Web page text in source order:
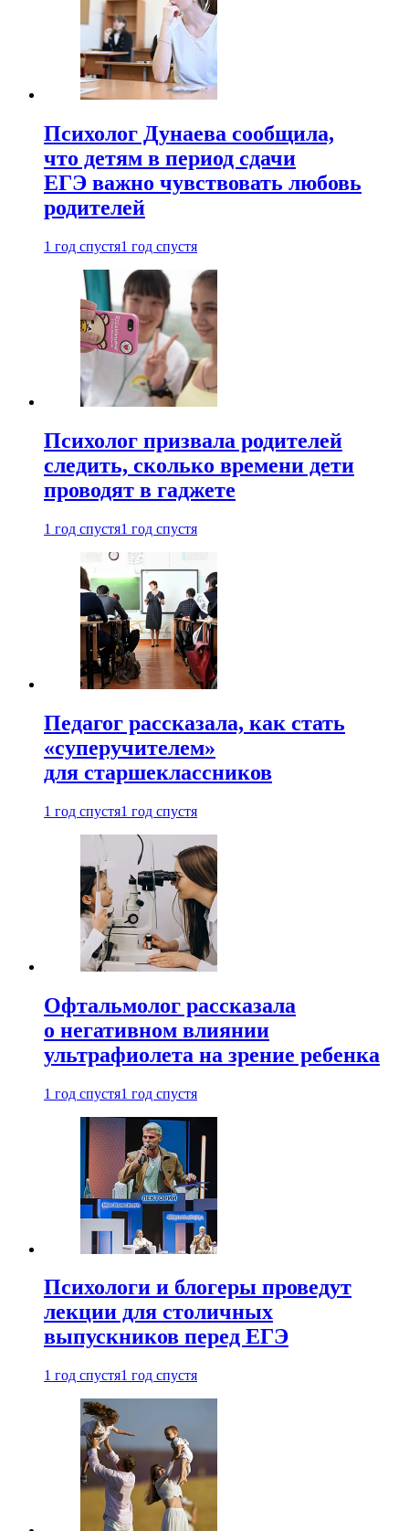
Психолог Дунаева сообщила,
что детям в период сдачи
ЕГЭ важно чувствовать любовь
родителей
1 год спустя1 год спустя
Психолог призвала родителей
следить, сколько времени дети
проводят в гаджете
1 год спустя1 год спустя
Педагог рассказала, как стать
«суперучителем»
для старшеклассников
1 год спустя1 год спустя
Офтальмолог рассказала
о негативном влиянии
ультрафиолета на зрение ребенка
1 год спустя1 год спустя
Психологи и блогеры проведут
лекции для столичных
выпускников перед ЕГЭ
1 год спустя1 год спустя